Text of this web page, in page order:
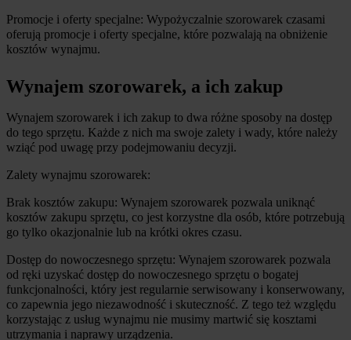
Promocje i oferty specjalne: Wypożyczalnie szorowarek czasami
oferują promocje i oferty specjalne, które pozwalają na obniżenie
kosztów wynajmu.
Wynajem szorowarek, a ich zakup
Wynajem szorowarek i ich zakup to dwa różne sposoby na dostęp
do tego sprzętu. Każde z nich ma swoje zalety i wady, które należy
wziąć pod uwagę przy podejmowaniu decyzji.
Zalety wynajmu szorowarek:
Brak kosztów zakupu: Wynajem szorowarek pozwala uniknąć
kosztów zakupu sprzętu, co jest korzystne dla osób, które potrzebują
go tylko okazjonalnie lub na krótki okres czasu.
Dostęp do nowoczesnego sprzętu: Wynajem szorowarek pozwala
od ręki uzyskać dostęp do nowoczesnego sprzętu o bogatej
funkcjonalności, który jest regularnie serwisowany i konserwowany,
co zapewnia jego niezawodność i skuteczność. Z tego też względu
korzystając z usług wynajmu nie musimy martwić się kosztami
utrzymania i naprawy urządzenia.